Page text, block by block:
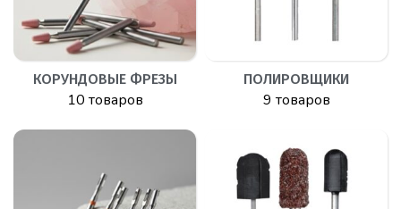
КОРУНДОВЫЕ ФРЕЗЫ
10 товаров
ПОЛИРОВЩИКИ
9 товаров